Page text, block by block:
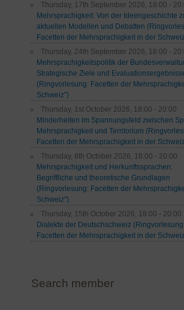
Thursday, 17th September 2026, 18:00 -
Mehrsprachigkeit: Von der Ideengeschichte
aktuellen Modellen und Debatten
Facetten der Mehrsprachigkeit in der
Thursday, 24th September 2026, 18:00 -
Mehrsprachigkeitspolitik der
Strategische Ziele und
(Ringvorlesung: Facetten der
Schweiz”)
Thursday, 1st October 2026, 18:00 - 20:00
Minderheiten im Spannungsfeld zwischen
Mehrsprachigkeit und Territorium
Facetten der Mehrsprachigkeit in der
Thursday, 8th October 2026, 18:00 - 20:00
Mehrsprachigkeit und Herkunftssprachen:
Begriffliche und theoretische Grundlagen
(Ringvorlesung: Facetten der
Schweiz")
Thursday, 15th October 2026, 18:00 - 20:00
Dialekte der Deutschschweiz (Ringvorlesung:
Facetten der Mehrsprachigkeit in der
Search member